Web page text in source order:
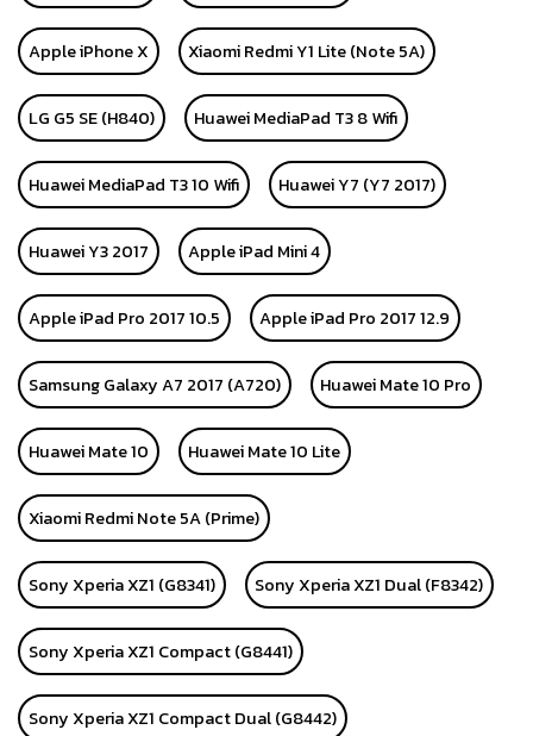
Apple iPhone X Xiaomi Redmi Y1 Lite (Note 5A)
LG G5 SE (H840) Huawei MediaPad T3 8 Wifi
Huawei MediaPad T3 10 Wifi Huawei Y7 (Y7 2017)
Huawei Y3 2017 Apple iPad Mini 4
Apple iPad Pro 2017 10.5 Apple iPad Pro 2017 12.9
Samsung Galaxy A7 2017 (A720) Huawei Mate 10 Pro
Huawei Mate 10 Huawei Mate 10 Lite
Xiaomi Redmi Note 5A (Prime)
Sony Xperia XZ1 (G8341) Sony Xperia XZ1 Dual (F8342)
Sony Xperia XZ1 Compact (G8441)
Sony Xperia XZ1 Compact Dual (G8442)